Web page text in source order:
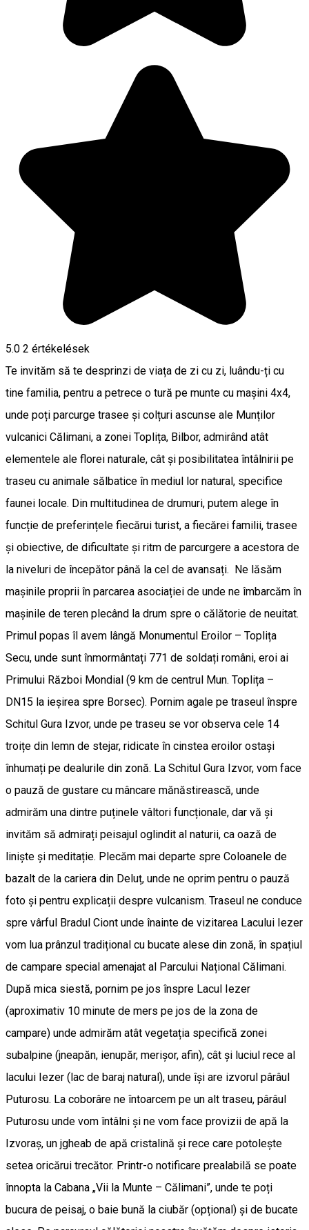
5.0 2 értékelések
Te invităm să te desprinzi de viața de zi cu zi, luându-ți cu
tine familia, pentru a petrece o tură pe munte cu mașini 4x4,
unde poți parcurge trasee și colțuri ascunse ale Munților
vulcanici Călimani, a zonei Toplița, Bilbor, admirând atât
elementele ale florei naturale, cât și posibilitatea întâlnirii pe
traseu cu animale sălbatice în mediul lor natural, specifice
faunei locale. Din multitudinea de drumuri, putem alege în
funcție de preferințele fiecărui turist, a fiecărei familii, trasee
și obiective, de dificultate și ritm de parcurgere a acestora de
la niveluri de începător până la cel de avansați. Ne lăsăm
mașinile proprii în parcarea asociației de unde ne îmbarcăm în
mașinile de teren plecând la drum spre o călătorie de neuitat.
Primul popas îl avem lângă Monumentul Eroilor – Toplița
Secu, unde sunt înmormântați 771 de soldați români, eroi ai
Primului Război Mondial (9 km de centrul Mun. Toplița –
DN15 la ieșirea spre Borsec). Pornim agale pe traseul înspre
Schitul Gura Izvor, unde pe traseu se vor observa cele 14
troițe din lemn de stejar, ridicate în cinstea eroilor ostași
înhumați pe dealurile din zonă. La Schitul Gura Izvor, vom face
o pauză de gustare cu mâncare mănăstirească, unde
admirăm una dintre puținele vâltori funcționale, dar vă și
invităm să admirați peisajul oglindit al naturii, ca oază de
liniște și meditație. Plecăm mai departe spre Coloanele de
bazalt de la cariera din Deluț, unde ne oprim pentru o pauză
foto și pentru explicații despre vulcanism. Traseul ne conduce
spre vârful Bradul Ciont unde înainte de vizitarea Lacului Iezer
vom lua prânzul tradițional cu bucate alese din zonă, în spațiul
de campare special amenajat al Parcului Național Călimani.
După mica siestă, pornim pe jos înspre Lacul Iezer
(aproximativ 10 minute de mers pe jos de la zona de
campare) unde admirăm atât vegetația specifică zonei
subalpine (jneapăn, ienupăr, merișor, afin), cât și luciul rece al
lacului Iezer (lac de baraj natural), unde își are izvorul pârâul
Puturosu. La coborâre ne întoarcem pe un alt traseu, pârâul
Puturosu unde vom întâlni și ne vom face provizii de apă la
Izvoraș, un jgheab de apă cristalină și rece care potolește
setea oricărui trecător. Printr-o notificare prealabilă se poate
înnopta la Cabana „Vii la Munte – Călimani”, unde te poți
bucura de peisaj, o baie bună la ciubăr (opțional) și de bucate